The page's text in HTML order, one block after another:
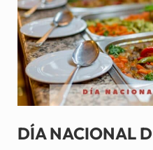
DÍA NACIONAL